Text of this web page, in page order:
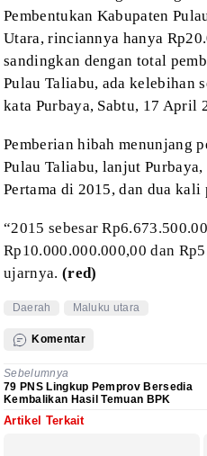
Pembentukan Kabupaten
Utara, rinciannya hanya
sandingkan dengan total
Pulau Taliabu, ada kelebihan
kata Purbaya, Sabtu, 17 April
Pemberian hibah menunjang
Pulau Taliabu, lanjut
Pertama di 2015, dan dua kali
“2015 sebesar
Rp10.000.000.000,00 dan
ujarnya. (red)
Daerah Maluku utara
Komentar
Sebelumnya
79 PNS Lingkup Pemprov Bersedia
Kembalikan Hasil Temuan BPK
Artikel Terkait